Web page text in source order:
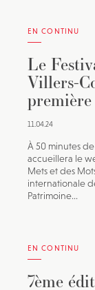
EN CONTINU
Le
Villers-
11.04.24
À 50 minutes
accueillera le
Mets et des
internationale
Patrimoine...
EN CONTINU
7ème